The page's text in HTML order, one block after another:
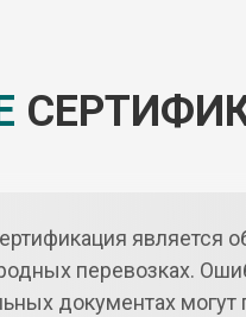
является
перевозках.
документах могут